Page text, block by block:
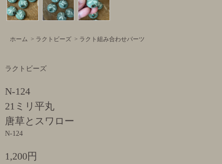
ホーム > ラクトビーズ > ラクト組み合わせパーツ
ラクトビーズ
N-124
21ミリ平丸
唐草とスワロー
N-124
1,200円